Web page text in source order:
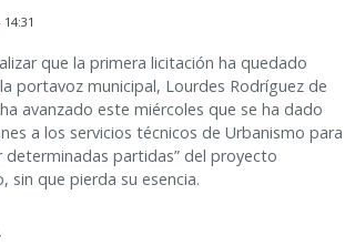
que la primera licitación ha quedado
portavoz municipal, Lourdes Rodríguez de
avanzado este miércoles que se ha dado
a los servicios técnicos de Urbanismo para
determinadas partidas” del proyecto
sin que pierda su esencia.